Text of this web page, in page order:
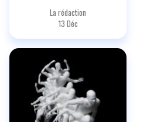
La rédaction
13 Déc